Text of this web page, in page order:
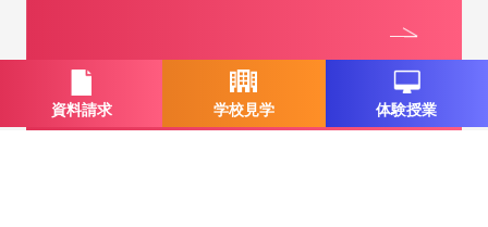
資料請求 学校見学 体験授業